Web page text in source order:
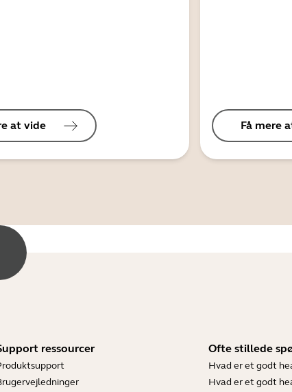
at vide Få mere
ressourcer Ofte stillede
Hvad er et godt
Hvad er et godt